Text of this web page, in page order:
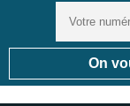
On